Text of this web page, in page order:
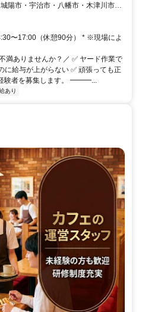
市・交野市・寝屋川市エリアからも
場職人・鳶職・現場作業員の仕事を
向かいます
〜17:00（休憩90分） * ※現場によ
満ありませんか？／ ✅ ヤード作業で
に給与が上がらない ✅ 頑張っても正
験者を募集します。 ━━━...
あり